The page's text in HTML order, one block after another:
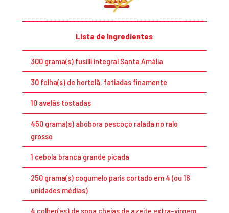
Lista de Ingredientes
300 grama(s) fusilli integral Santa Amália
30 folha(s) de hortelã, fatiadas finamente
10 avelãs tostadas
450 grama(s) abóbora pescoço ralada no ralo
grosso
1 cebola branca grande picada
250 grama(s) cogumelo paris cortado em 4 (ou 16
unidades médias)
4 colher(es) de sopa cheias de azeite extra-virgem